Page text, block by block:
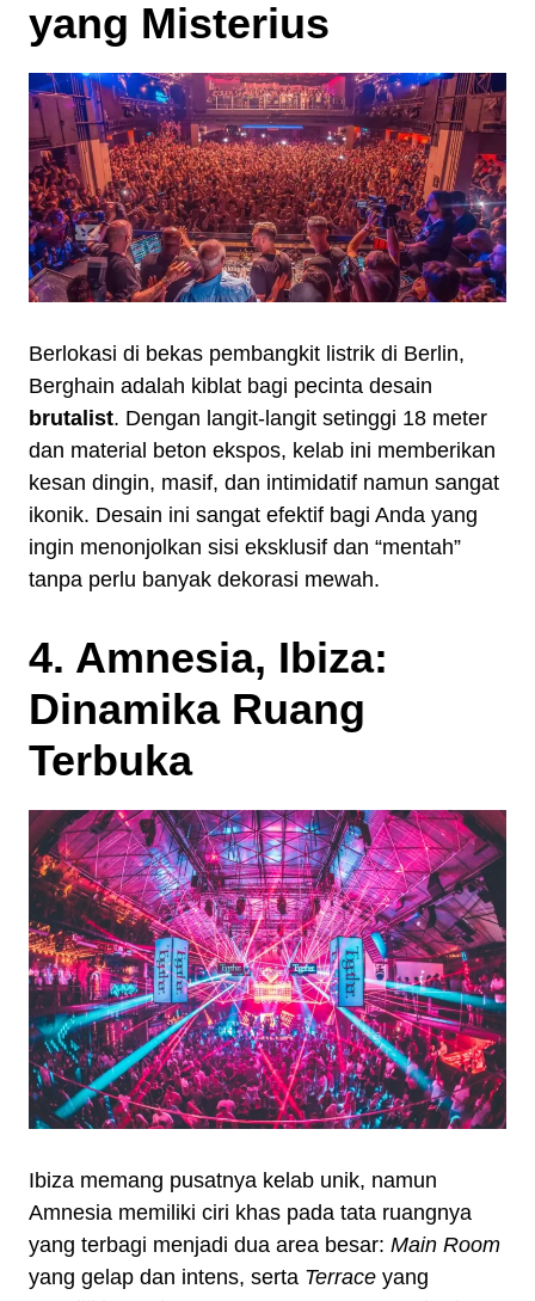
yang Misterius
Berlokasi di bekas pembangkit listrik di Berlin,
Berghain adalah kiblat bagi pecinta desain
brutalist. Dengan langit-langit setinggi 18 meter
dan material beton ekspos, kelab ini memberikan
kesan dingin, masif, dan intimidatif namun sangat
ikonik. Desain ini sangat efektif bagi Anda yang
ingin menonjolkan sisi eksklusif dan “mentah”
tanpa perlu banyak dekorasi mewah.
4. Amnesia, Ibiza:
Dinamika Ruang
Terbuka
Ibiza memang pusatnya kelab unik, namun
Amnesia memiliki ciri khas pada tata ruangnya
yang terbagi menjadi dua area besar: Main Room
yang gelap dan intens, serta Terrace yang